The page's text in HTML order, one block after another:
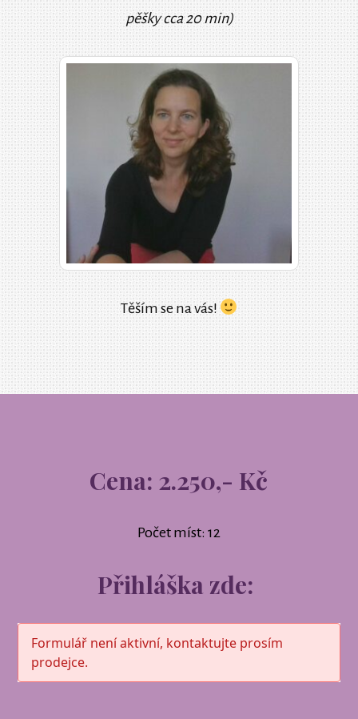
pěšky cca 20 min)
Těším se na vás!
Cena: 2.250,- Kč
Počet míst: 12
Přihláška zde:
Formulář není aktivní, kontaktujte prosím
prodejce.